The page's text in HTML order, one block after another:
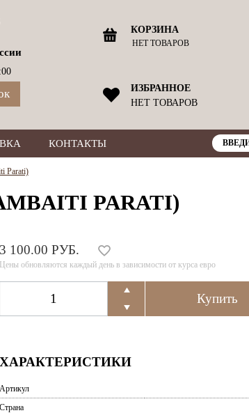
КОРЗИНА
НЕТ ТОВАРОВ
ИЗБРАННОЕ
НЕТ ТОВАРОВ
КОНТАКТЫ
Parati)
PARATI)
3 100.00 РУБ.
Цены обновляются каждый день в зависимости от курса евро
ХАРАКТЕРИСТИКИ
Артикул
Страна